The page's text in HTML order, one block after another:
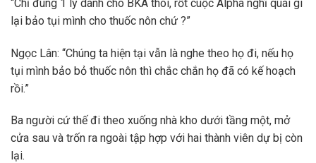
“Chỉ đúng 1 ly dành cho BKA thôi, rốt cuộc Alpha nghĩ quái gì
lại bảo tụi mình cho thuốc nôn chứ ?”
Ngọc Lân: “Chúng ta hiện tại vẫn là nghe theo họ đi, nếu họ
tụi mình bảo bỏ thuốc nôn thì chắc chắn họ đã có kế hoạch
rồi.”
Ba người cứ thế đi theo xuống nhà kho dưới tầng một, mở
cửa sau và trốn ra ngoài tập hợp với hai thành viên dự bị còn
lại.